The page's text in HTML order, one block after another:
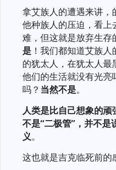
拿艾族人的遭遇来讲，
他种族人的压迫，看上
难，但这就是放弃生存
是 ！我们都知道艾族
的犹太人，在犹太人最
他们的生活就没有光亮
吗？ 当然不是。
人类是比自己想象的
不是“二极管”，并不
义。
这也就是吉克临死前的